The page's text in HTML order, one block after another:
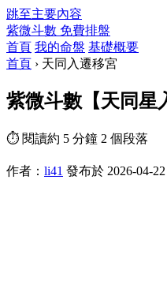
跳至主要內容
紫微斗數 免費排盤
首頁 我的命盤 基礎概要
首頁 › 天同入遷移宮
紫微斗數【天同星
⏱ 閱讀約 5 分鐘 2 個段落
作者： li41 發布於 2026-04-22